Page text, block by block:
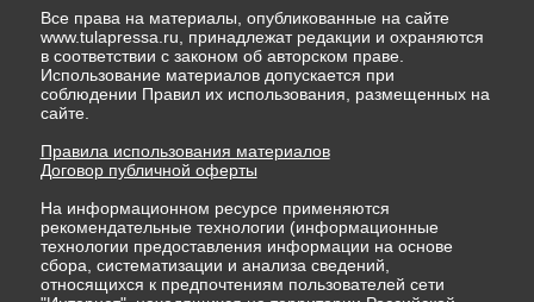
Все права на материалы, опубликованные на сайте
www.tulapressa.ru, принадлежат редакции и охраняются
в соответствии с законом об авторском праве.
Использование материалов допускается при
соблюдении Правил их использования, размещенных на
сайте.
Правила использования материалов
Договор публичной оферты
На информационном ресурсе применяются
рекомендательные технологии (информационные
технологии предоставления информации на основе
сбора, систематизации и анализа сведений,
относящихся к предпочтениям пользователей сети